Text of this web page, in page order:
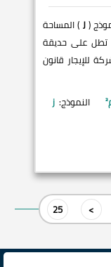
(
J ) المساحة
تطل على حديقة
الشركة للإيجار قانون
النموذج: j
>
25